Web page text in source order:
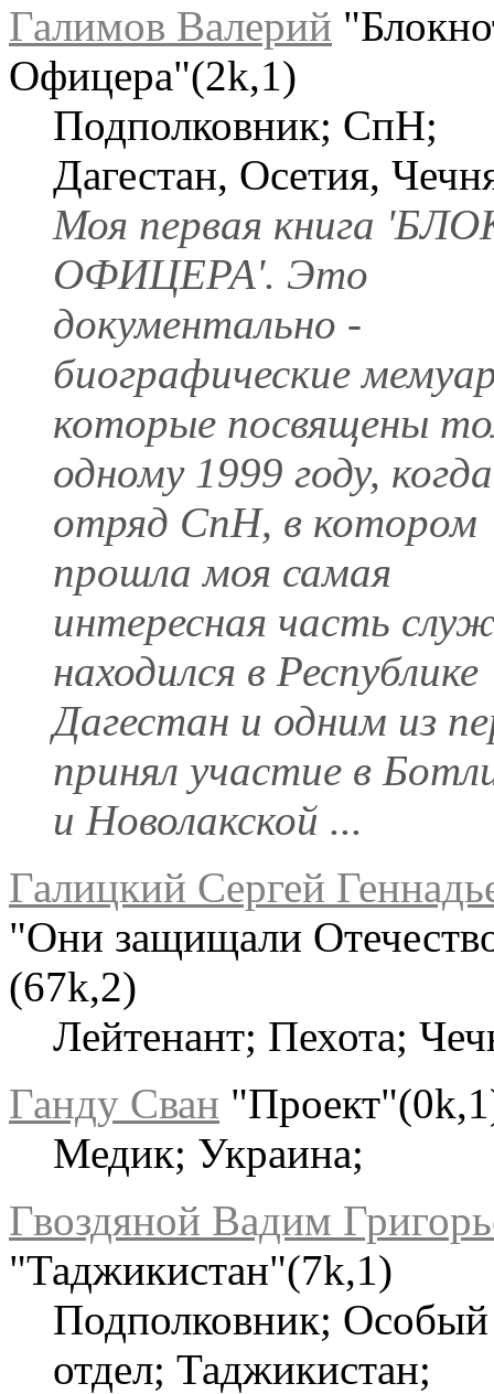
Галимов Валерий
Офицера"(2k,1)
Подполковник; СпН;
Дагестан, Осетия,
Моя первая книга
ОФИЦЕРА'. Это
документально -
биографические
которые посвящены
одному 1999 году,
отряд СпН, в котором
прошла моя самая
интересная часть
находился в Республике
Дагестан и одним из
принял участие в
и Новолакской ...
Галицкий Сергей
"Они защищали
(67k,2)
Лейтенант; Пехота;
Ганду Сван
Медик; Украина;
Гвоздяной Вадим
"Таджикистан"(7k,1)
Подполковник; Особый
отдел; Таджикистан;